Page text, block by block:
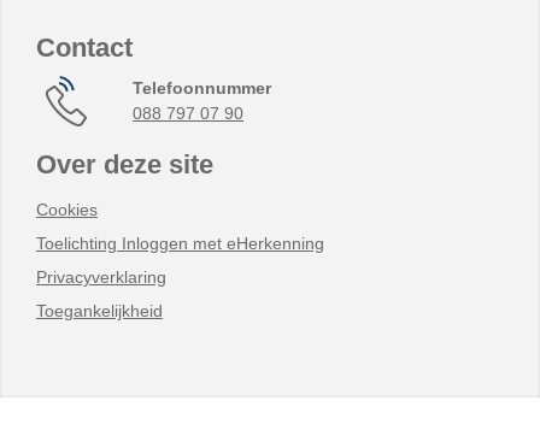
Contact
Telefoonnummer
088 797 07 90
Over deze site
Cookies
Toelichting Inloggen met eHerkenning
Privacyverklaring
Toegankelijkheid